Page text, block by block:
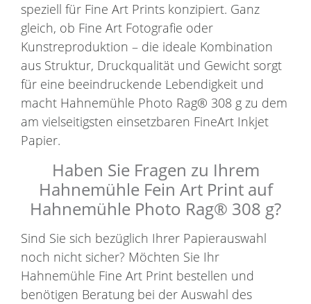
speziell für Fine Art Prints konzipiert. Ganz
gleich, ob Fine Art Fotografie oder
Kunstreproduktion – die ideale Kombination
aus Struktur, Druckqualität und Gewicht sorgt
für eine beeindruckende Lebendigkeit und
macht Hahnemühle Photo Rag® 308 g zu dem
am vielseitigsten einsetzbaren FineArt Inkjet
Papier.
Haben Sie Fragen zu Ihrem
Hahnemühle Fein Art Print auf
Hahnemühle Photo Rag® 308 g?
Sind Sie sich bezüglich Ihrer Papierauswahl
noch nicht sicher? Möchten Sie Ihr
Hahnemühle Fine Art Print bestellen und
benötigen Beratung bei der Auswahl des